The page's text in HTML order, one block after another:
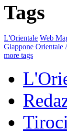
Tags
L'Orientale Web
Giappone Orientale
more tags